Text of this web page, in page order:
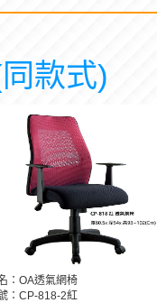
款式)
：OA透氣網椅
：CP-818-2紅